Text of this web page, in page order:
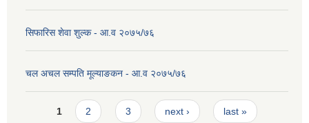
सिफारिस शेवा शुल्क - आ.व २०७५/७६
चल अचल सम्पति मूल्याङकन - आ.व २०७५/७६
Pages
1 2 3 next › last »